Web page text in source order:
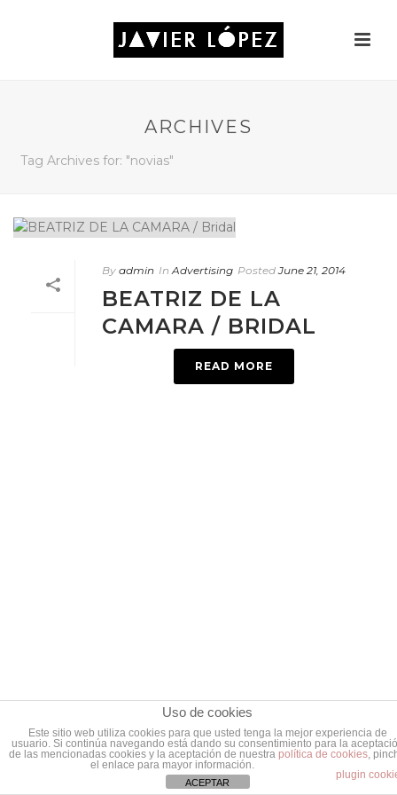
ARCHIVES
Tag Archives for: "novias"
By admin In Advertising Posted June 21, 2014
BEATRIZ DE LA
CAMARA / BRIDAL
READ MORE
Uso de cookies
Este sitio web utiliza cookies para que usted tenga la mejor experiencia de
usuario. Si continúa navegando está dando su consentimiento para la
de las mencionadas cookies y la aceptación de nuestra política de cookies,
el enlace para mayor información.
plugin
ACEPTAR